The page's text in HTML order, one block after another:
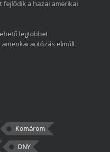
fejlődik a hazai amerikai
legtöbbet
autózás elmúlt
Komárom
DNY